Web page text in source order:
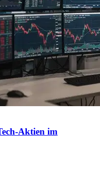
Aktien im